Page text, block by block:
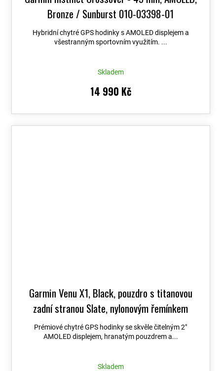
Bronze / Sunburst 010-03398-01
Hybridní chytré GPS hodinky s AMOLED displejem a
všestranným sportovním využitím. ...
Skladem
14 990 Kč
Garmin Venu X1, Black, pouzdro s titanovou
zadní stranou Slate, nylonovým řemínkem
ComfortFit Black 010-02980-02+ možnost
výměny do 90 dní + Topo Czech PRO Voucher
Prémiové chytré GPS hodinky se skvěle čitelným 2″
AMOLED displejem, hranatým pouzdrem a...
Skladem